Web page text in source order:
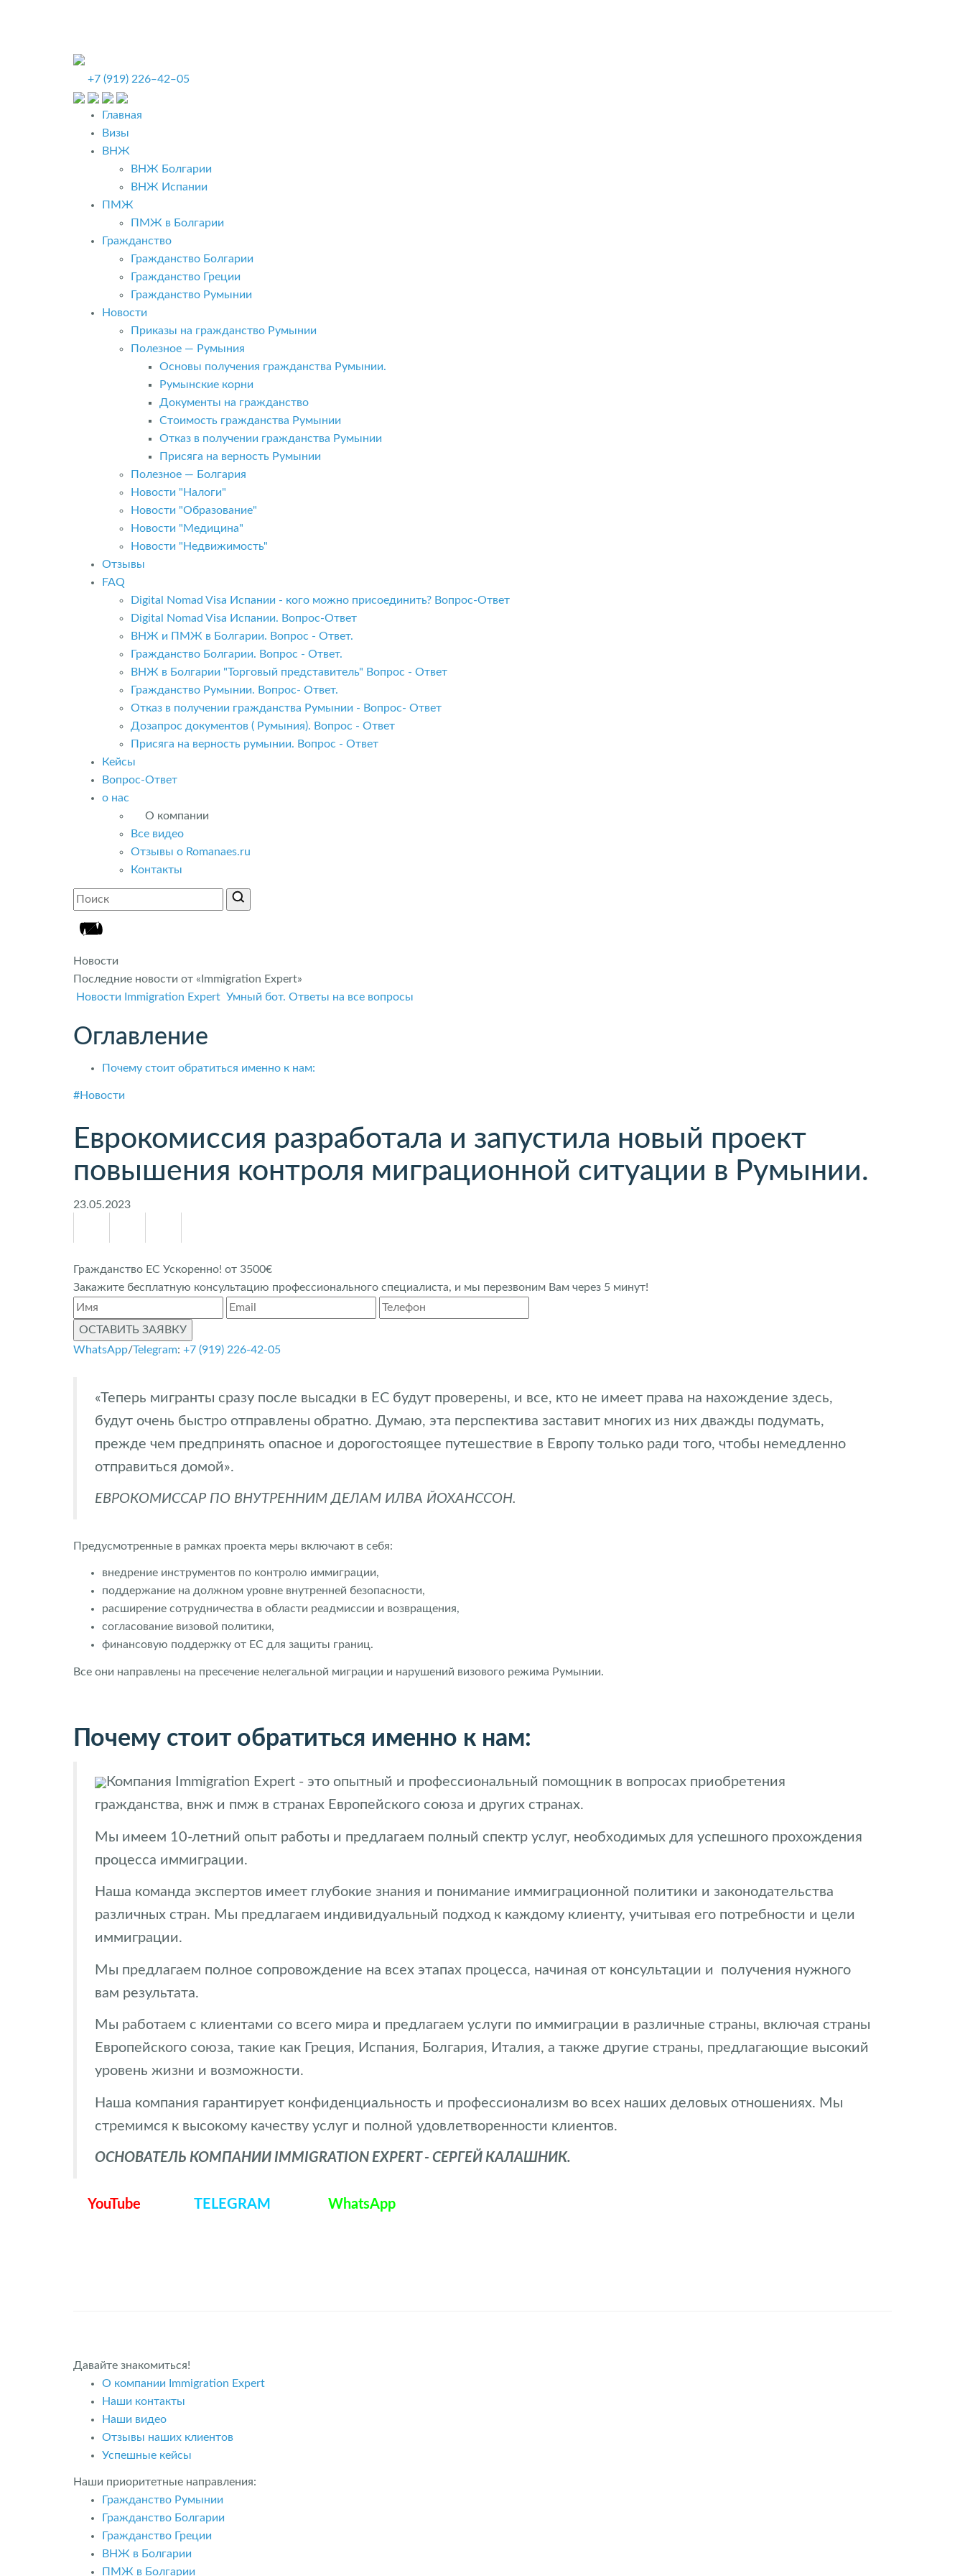
+7 (919) 226‒42‒05
Главная
Визы
ВНЖ
ВНЖ Болгарии
ВНЖ Испании
ПМЖ
ПМЖ в Болгарии
Гражданство
Гражданство Болгарии
Гражданство Греции
Гражданство Румынии
Новости
Приказы на гражданство Румынии
Полезное — Румыния
Основы получения гражданства Румынии.
Румынские корни
Документы на гражданство
Стоимость гражданства Румынии
Отказ в получении гражданства Румынии
Присяга на верность Румынии
Полезное — Болгария
Новости "Налоги"
Новости "Образование"
Новости "Медицина"
Новости "Недвижимость"
Отзывы
FAQ
Digital Nomad Visa Испании - кого можно присоединить? Вопрос-Ответ
Digital Nomad Visa Испании. Вопрос-Ответ
ВНЖ и ПМЖ в Болгарии. Вопрос - Ответ.
Гражданство Болгарии. Вопрос - Ответ.
ВНЖ в Болгарии "Торговый представитель" Вопрос - Ответ
Гражданство Румынии. Вопрос- Ответ.
Отказ в получении гражданства Румынии - Вопрос- Ответ
Дозапрос документов ( Румыния). Вопрос - Ответ
Присяга на верность румынии. Вопрос - Ответ
Кейсы
Вопрос-Ответ
о нас
О компании
Все видео
Отзывы о Romanaes.ru
Контакты
Новости
Последние новости от «Immigration Expert»
Новости Immigration Expert Умный бот. Ответы на все вопросы
Оглавление
Почему стоит обратиться именно к нам:
#Новости
Еврокомиссия разработала и запустила новый проект
повышения контроля миграционной ситуации в Румынии.
23.05.2023
Гражданство ЕС Ускоренно! от 3500€
Закажите бесплатную консультацию профессионального специалиста, и мы перезвоним Вам через 5 минут!
ОСТАВИТЬ ЗАЯВКУ
WhatsApp/Telegram: +7 (919) 226-42-05
«Теперь мигранты сразу после высадки в ЕС будут проверены, и все, кто не имеет права на нахождение здесь,
будут очень быстро отправлены обратно. Думаю, эта перспектива заставит многих из них дважды подумать,
прежде чем предпринять опасное и дорогостоящее путешествие в Европу только ради того, чтобы немедленно
отправиться домой».
ЕВРОКОМИССАР ПО ВНУТРЕННИМ ДЕЛАМ ИЛВА ЙОХАНССОН.
Предусмотренные в рамках проекта меры включают в себя:
внедрение инструментов по контролю иммиграции,
поддержание на должном уровне внутренней безопасности,
расширение сотрудничества в области реадмиссии и возвращения,
согласование визовой политики,
финансовую поддержку от ЕС для защиты границ.
Все они направлены на пресечение нелегальной миграции и нарушений визового режима Румынии.
Почему стоит обратиться именно к нам:
Компания Immigration Expert - это опытный и профессиональный помощник в вопросах приобретения
гражданства, внж и пмж в странах Европейского союза и других странах.
Мы имеем 10-летний опыт работы и предлагаем полный спектр услуг, необходимых для успешного прохождения
процесса иммиграции.
Наша команда экспертов имеет глубокие знания и понимание иммиграционной политики и законодательства
различных стран. Мы предлагаем индивидуальный подход к каждому клиенту, учитывая его потребности и цели
иммиграции.
Мы предлагаем полное сопровождение на всех этапах процесса, начиная от консультации и получения нужного
вам результата.
Мы работаем с клиентами со всего мира и предлагаем услуги по иммиграции в различные страны, включая страны
Европейского союза, такие как Греция, Испания, Болгария, Италия, а также другие страны, предлагающие высокий
уровень жизни и возможности.
Наша компания гарантирует конфиденциальность и профессионализм во всех наших деловых отношениях. Мы
стремимся к высокому качеству услуг и полной удовлетворенности клиентов.
ОСНОВАТЕЛЬ КОМПАНИИ IMMIGRATION EXPERT - СЕРГЕЙ КАЛАШНИК.
YouTube TELEGRAM WhatsApp
Давайте знакомиться!
О компании Immigration Expert
Наши контакты
Наши видео
Отзывы наших клиентов
Успешные кейсы
Наши приоритетные направления:
Гражданство Румынии
Гражданство Болгарии
Гражданство Греции
ВНЖ в Болгарии
ПМЖ в Болгарии